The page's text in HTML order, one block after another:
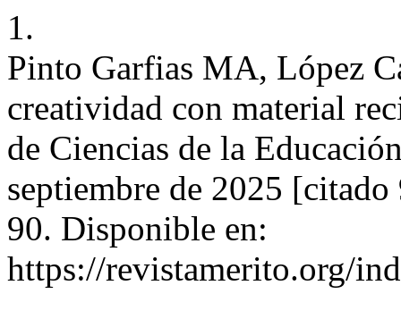
1.
Pinto Garfias MA, López
creatividad con material
de Ciencias de la
septiembre de 2025
90. Disponible en:
https://revistamerito.org/